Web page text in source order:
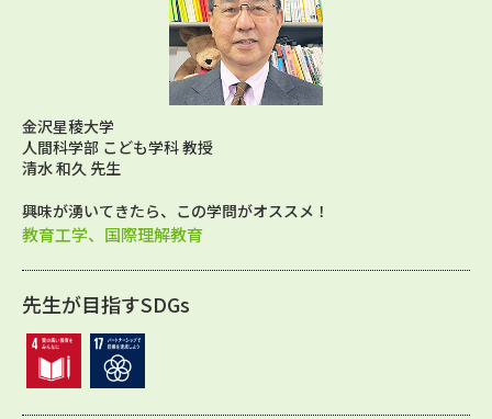
金沢星稜大学
人間科学部 こども学科 教授
清水 和久 先生
興味が湧いてきたら、この学問がオススメ！
教育工学、国際理解教育
先生が目指すSDGs